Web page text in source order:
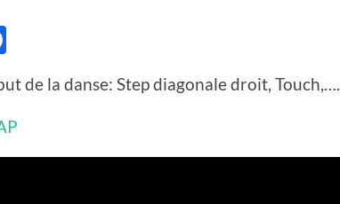
de la danse: Step diagonale droit, Touch,….